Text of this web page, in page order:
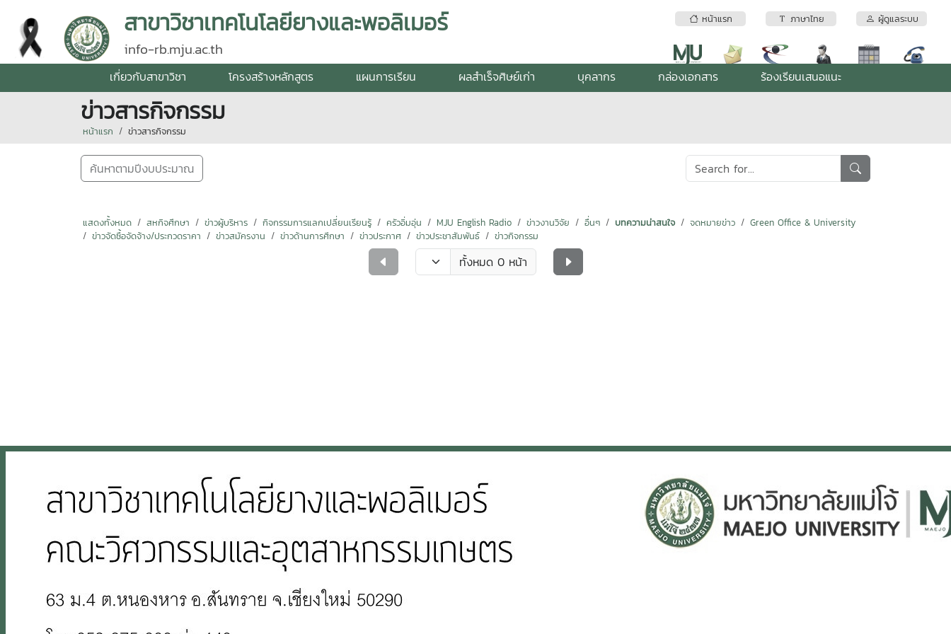
หน้าแรก ภาษาไทย ผู้ดูแลระบบ
สาขาวิชาเทคโนโลยียางและพอลิเมอร์
info-rb.mju.ac.th
เกี่ยวกับสาขาวิชา โครงสร้างหลักสูตร แผนการเรียน ผลสำเร็จศิษย์เก่า บุคลากร กล่องเอกสาร ร้องเรียนเสนอแนะ
ข่าวสารกิจกรรม
หน้าแรก ข่าวสารกิจกรรม
ค้นหาตามปีงบประมาณ
แสดงทั้งหมด สหกิจศึกษา ข่าวผู้บริหาร กิจกรรมการแลกเปลี่ยนเรียนรู้ ครัวอิ่มอุ่น MJU English Radio ข่าวงานวิจัย อื่นๆ บทความน่าสนใจ จดหมายข่าว
Green Office & University
ข่าวจัดซื้อจัดจ้าง/ประกวดราคา
ข่าวสมัครงาน ข่าวด้านการศึกษา ข่าวประกาศ ข่าวประชาสัมพันธ์ ข่าวกิจกรรม
ทั้งหมด 0 หน้า